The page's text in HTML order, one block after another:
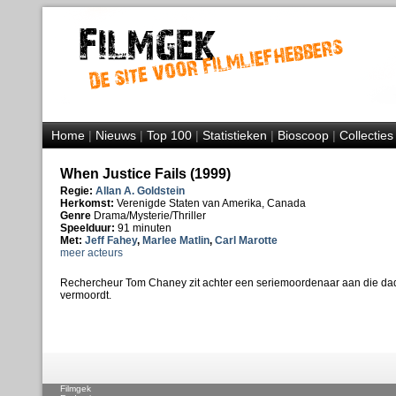
Home|Nieuws|Top 100|Statistieken|Bioscoop|Collecties
When Justice Fails (1999)
Regie: Allan A. Goldstein
Herkomst: Verenigde Staten van Amerika, Canada
Genre Drama/Mysterie/Thriller
Speelduur: 91 minuten
Met: Jeff Fahey, Marlee Matlin, Carl Marotte
meer acteurs
Rechercheur Tom Chaney zit achter een seriemoordenaar aan die
vermoordt.
Filmgek